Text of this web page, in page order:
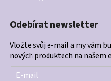
Odebírat newsletter
Vložte svůj e-mail a my vám
nových produktech na našem
E-mail